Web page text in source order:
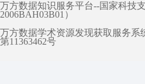
万方数据知识服务平台--国家科技
2006BAH03B01）
万方数据学术资源发现获取服务
第11363462号